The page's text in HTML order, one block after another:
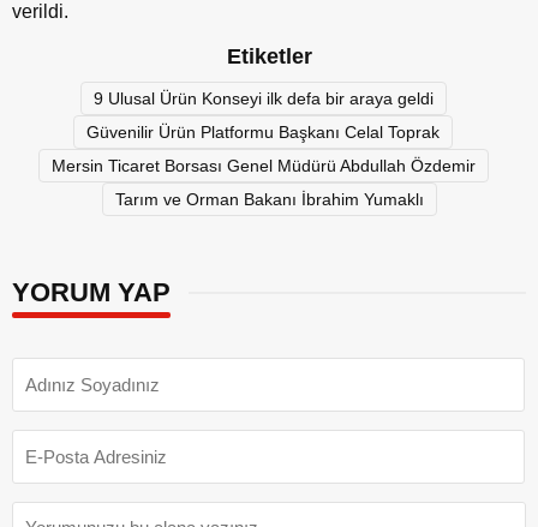
verildi.
Etiketler
9 Ulusal Ürün Konseyi ilk defa bir araya geldi
Güvenilir Ürün Platformu Başkanı Celal Toprak
Mersin Ticaret Borsası Genel Müdürü Abdullah Özdemir
Tarım ve Orman Bakanı İbrahim Yumaklı
YORUM YAP